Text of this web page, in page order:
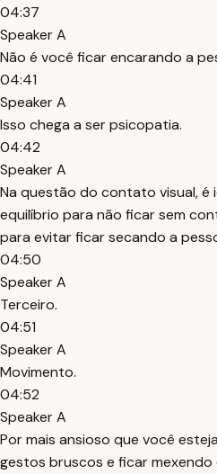
04:37
Speaker A
Não é você ficar encarando a
04:41
Speaker A
Isso chega a ser psicopatia.
04:42
Speaker A
Na questão do contato visual, é
equilíbrio para não ficar sem
para evitar ficar secando a
04:50
Speaker A
Terceiro.
04:51
Speaker A
Movimento.
04:52
Speaker A
Por mais ansioso que você
gestos bruscos e ficar mexendo